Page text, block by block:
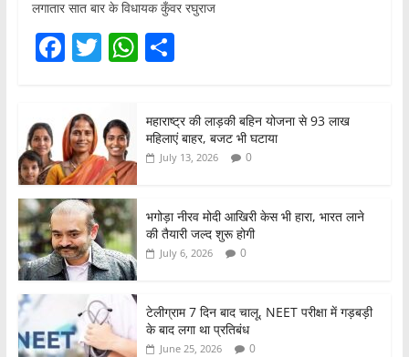
लगातार सात बार के विधायक कुँवर रघुराज
F
c
e
b
o
o
k
T
er
W
s
A
p
S
ar
e
महाराष्ट्र की लाड़की बहिन योजना से 93 लाख
महिलाएं बाहर, बजट भी घटाया
July 13, 2026 0
भगोड़ा नीरव मोदी आखिरी केस भी हारा, भारत लाने
की तैयारी जल्द शुरू होगी
July 6, 2026 0
टेलीग्राम 7 दिन बाद चालू, NEET परीक्षा में गड़बड़ी
के बाद लगा था प्रतिबंध
June 25, 2026 0